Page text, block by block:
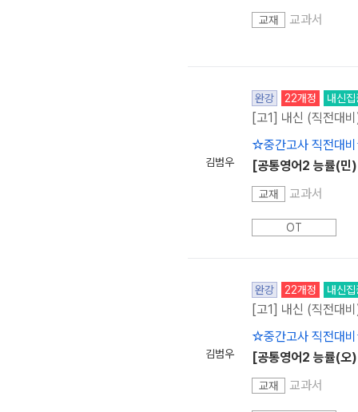
교재 교과서
김범우
완강 22개정 내신집
[고1] 내신 (직전대
☆중간고사 직전대
[공통영어2 능률(민
교재 교과서
OT
김범우
완강 22개정 내신집
[고1] 내신 (직전대
☆중간고사 직전대
[공통영어2 능률(오
교재 교과서